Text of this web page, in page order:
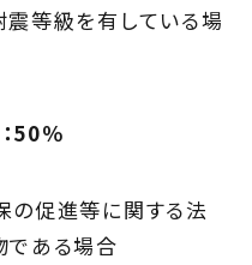
等級を有している場
50％
促進等に関する法
ある場合